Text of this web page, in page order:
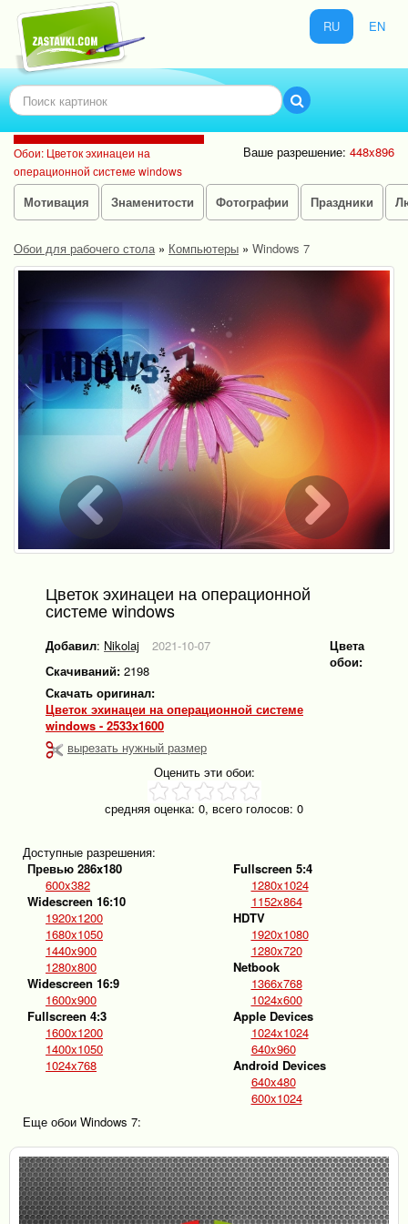
RU EN
Обои: Цветок эхинацеи на
операционной системе windows
Ваше разрешение: 448x896
Мотивация Знаменитости Фотографии Праздники
Обои для рабочего стола» Компьютеры » Windows 7
Цветок эхинацеи на операционной
системе windows
Добавил: Nikolaj
2021-10-07
Скачиваний: 2198
Скачать оригинал:
Цветок эхинацеи на операционной системе
windows - 2533x1600
вырезать нужный размер
Цвета
обои:
Оценить эти обои:
средняя оценка: 0, всего голосов: 0
Доступные разрешения:
Превью 286x180
600x382
Widescreen 16:10
1920x1200
1680x1050
1440x900
1280x800
Widescreen 16:9
1600x900
Fullscreen 4:3
1600x1200
1400x1050
1024x768
Fullscreen 5:4
1280x1024
1152x864
HDTV
1920x1080
1280x720
Netbook
1366x768
1024x600
Apple Devices
1024x1024
640x960
Android Devices
640x480
600x1024
Еще обои Windows 7: